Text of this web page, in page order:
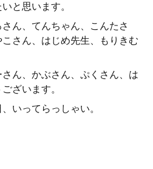
と思います。
ん、てんちゃん、こんたさ
さん、はじめ先生、もりきむ
ん、かぶさん、ぷくさん、は
ざいます。
いってらっしゃい。